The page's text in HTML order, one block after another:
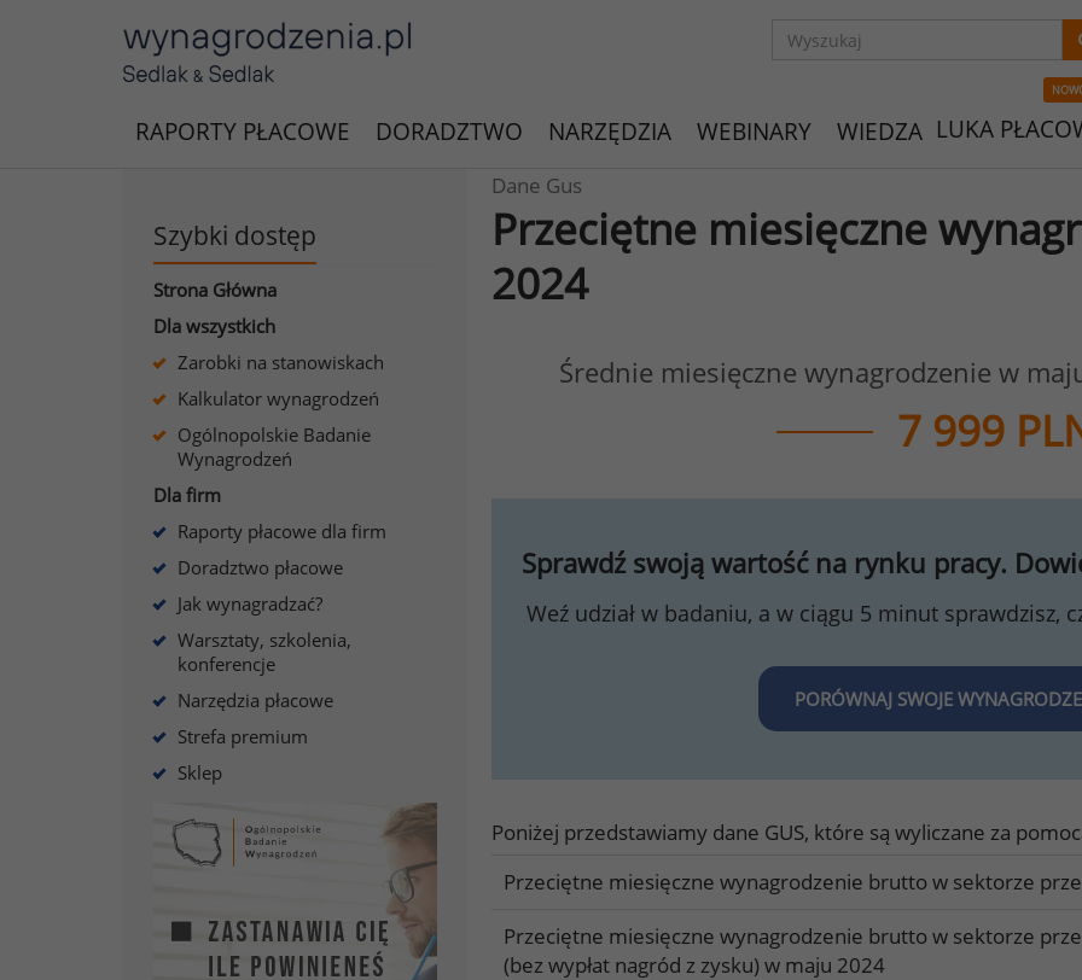
RAPORTY PŁACOWE DORADZTWO NARZĘDZIA WEBINARY WIEDZA LUKA
Szybki dostęp
Strona Główna
Dla wszystkich
Zarobki na stanowiskach
Kalkulator wynagrodzeń
Ogólnopolskie Badanie
Wynagrodzeń
Dla firm
Raporty płacowe dla firm
Doradztwo płacowe
Jak wynagradzać?
Warsztaty, szkolenia,
konferencje
Narzędzia płacowe
Strefa premium
Sklep
Dane Gus
Przeciętne miesięczne
2024
Średnie miesięczne wynagrodzenie w
7 999
Sprawdź swoją wartość na rynku pracy.
Weź udział w badaniu, a w ciągu 5 minut sprawdzisz,
PORÓWNAJ SWOJE
Poniżej przedstawiamy dane GUS, które są wyliczane za
Przeciętne miesięczne wynagrodzenie brutto w sektorze
Przeciętne miesięczne wynagrodzenie brutto w sektorze
(bez wypłat nagród z zysku) w maju 2024